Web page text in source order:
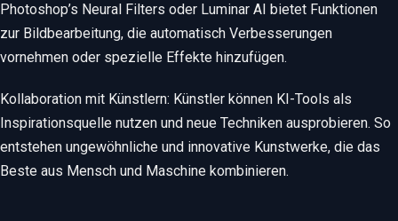
Photoshop’s Neural Filters oder Luminar AI bietet Funktionen
zur Bildbearbeitung, die automatisch Verbesserungen
vornehmen oder spezielle Effekte hinzufügen.
Kollaboration mit Künstlern: Künstler können KI-Tools als
Inspirationsquelle nutzen und neue Techniken ausprobieren. So
entstehen ungewöhnliche und innovative Kunstwerke, die das
Beste aus Mensch und Maschine kombinieren.